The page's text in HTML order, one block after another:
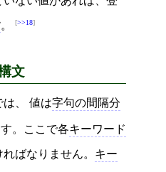
。 >>18
文
は、 値は字句の間隔分
。ここで各キーワード
ばなりません。 キー